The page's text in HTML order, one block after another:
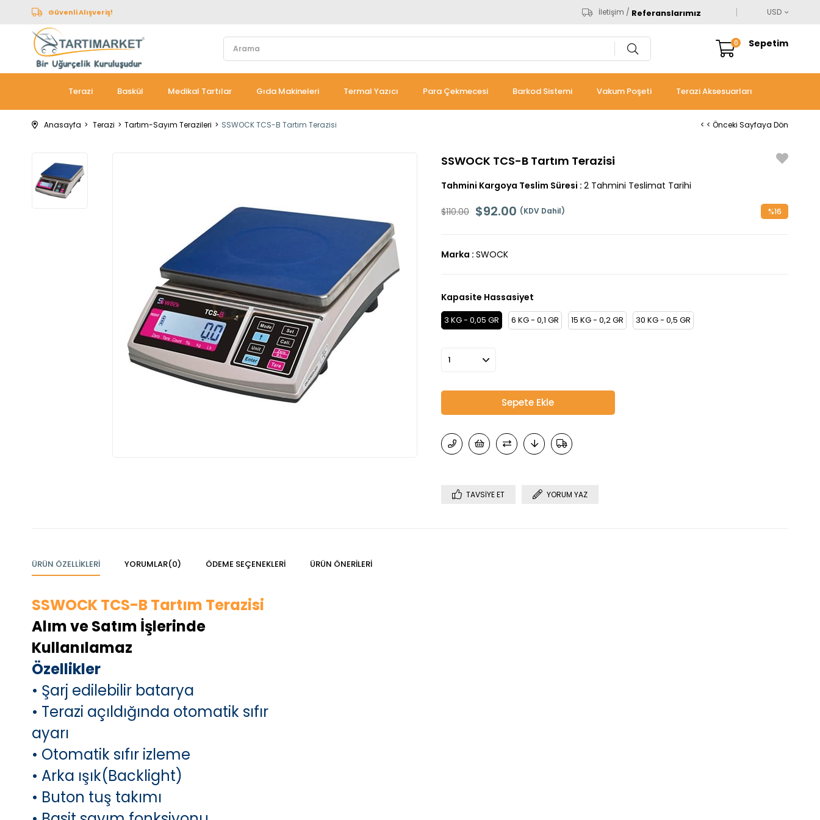
Güvenli Alışveriş! İletişim / Referanslarımız USD
Sepetim
0
Terazi Baskül Medikal Tartılar Gıda Makineleri Termal Yazıcı Para Çekmecesi Barkod Sistemi Vakum Poşeti Terazi Aksesuarları
Anasayfa Terazi Tartım-Sayım Terazileri SSWOCK TCS-B Tartım Terazisi < < Önceki Sayfaya Dön
SSWOCK TCS-B Tartım Terazisi
Tahmini Kargoya Teslim Süresi : 2 Tahmini Teslimat Tarihi
$110.00 $92.00 (KDV Dahil) %16
Marka : SWOCK
Kapasite Hassasiyet
3 KG - 0,05 GR 6 KG - 0,1 GR 15 KG - 0,2 GR 30 KG - 0,5 GR
TAVSIYE ET YORUM YAZ
ÜRÜN ÖZELLIKLERI YORUMLAR(0) ÖDEME SEÇENEKLERI ÜRÜN ÖNERILERI
SSWOCK TCS-B Tartım Terazisi
Alım ve Satım İşlerinde
Kullanılamaz
Özellikler
• Şarj edilebilir batarya
• Terazi açıldığında otomatik sıfır
ayarı
• Otomatik sıfır izleme
• Arka ışık(Backlight)
• Buton tuş takımı